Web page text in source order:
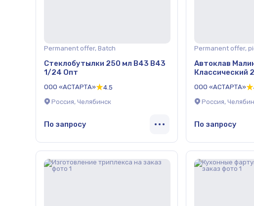
Permanent offer, Batch
Стеклобутылки 250 мл В43 В43
1/24 Опт
ООО «АСТАРТА»
4.5
Россия, Челябинск
По запросу
Permanent offer,
Автоклав
Классический
ООО «АСТАРТА»
Россия,
По запросу